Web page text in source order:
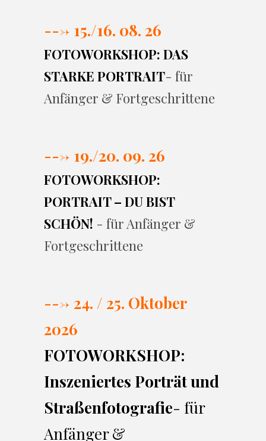
---> 15./16. 08. 26
FOTOWORKSHOP: DAS
STARKE PORTRAIT- für
Anfänger & Fortgeschrittene
---> 19./20. 09. 26
FOTOWORKSHOP:
PORTRAIT – DU BIST
SCHÖN! - für Anfänger &
Fortgeschrittene
---> 24. / 25. Oktober
2026
FOTOWORKSHOP:
Inszeniertes Porträt und
Straßenfotografie- für
Anfänger &